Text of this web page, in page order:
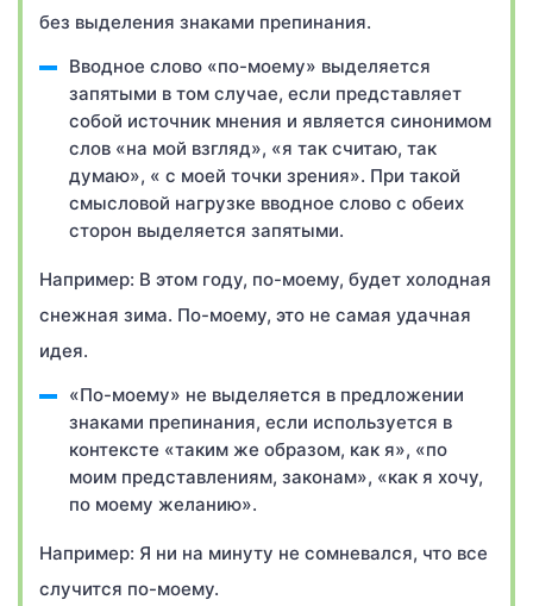
без выделения знаками препинания.
Вводное слово «по-моему» выделяется
запятыми в том случае, если представляет
собой источник мнения и является синонимом
слов «на мой взгляд», «я так считаю, так
думаю», « с моей точки зрения». При такой
смысловой нагрузке вводное слово с обеих
сторон выделяется запятыми.
Например: В этом году, по-моему, будет холодная
снежная зима. По-моему, это не самая удачная
идея.
«По-моему» не выделяется в предложении
знаками препинания, если используется в
контексте «таким же образом, как я», «по
моим представлениям, законам», «как я хочу,
по моему желанию».
Например: Я ни на минуту не сомневался, что все
случится по-моему.